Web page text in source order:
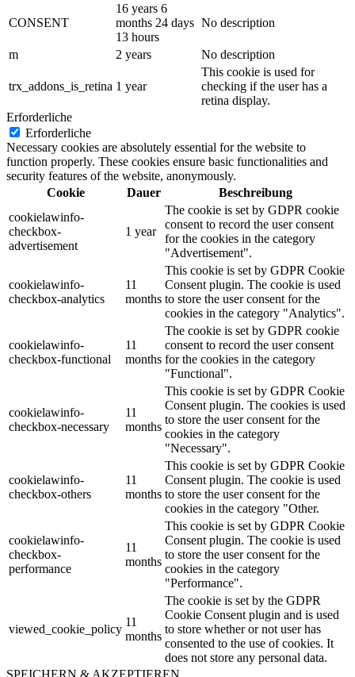
CONSENT
16 years 6
months 24 days
13 hours
No description
m 2 years No description
trx_addons_is_retina 1 year
This cookie is used for
checking if the user has a
retina display.
Erforderliche
Erforderliche
Necessary cookies are absolutely essential for the website to
function properly. These cookies ensure basic functionalities and
security features of the website, anonymously.
Cookie
Dauer
Beschreibung
cookielawinfo-
checkbox-
advertisement
1 year
The cookie is set by GDPR cookie
consent to record the user consent
for the cookies in the category
"Advertisement".
cookielawinfo-
checkbox-analytics
11
months
This cookie is set by GDPR Cookie
Consent plugin. The cookie is used
to store the user consent for the
cookies in the category "Analytics".
cookielawinfo-
checkbox-functional
11
months
The cookie is set by GDPR cookie
consent to record the user consent
for the cookies in the category
"Functional".
cookielawinfo-
checkbox-necessary
11
months
This cookie is set by GDPR Cookie
Consent plugin. The cookies is used
to store the user consent for the
cookies in the category
"Necessary".
cookielawinfo-
checkbox-others
11
months
This cookie is set by GDPR Cookie
Consent plugin. The cookie is used
to store the user consent for the
cookies in the category "Other.
cookielawinfo-
checkbox-
performance
11
months
This cookie is set by GDPR Cookie
Consent plugin. The cookie is used
to store the user consent for the
cookies in the category
"Performance".
viewed_cookie_policy
11
months
The cookie is set by the GDPR
Cookie Consent plugin and is used
to store whether or not user has
consented to the use of cookies. It
does not store any personal data.
SPEICHERN & AKZEPTIEREN